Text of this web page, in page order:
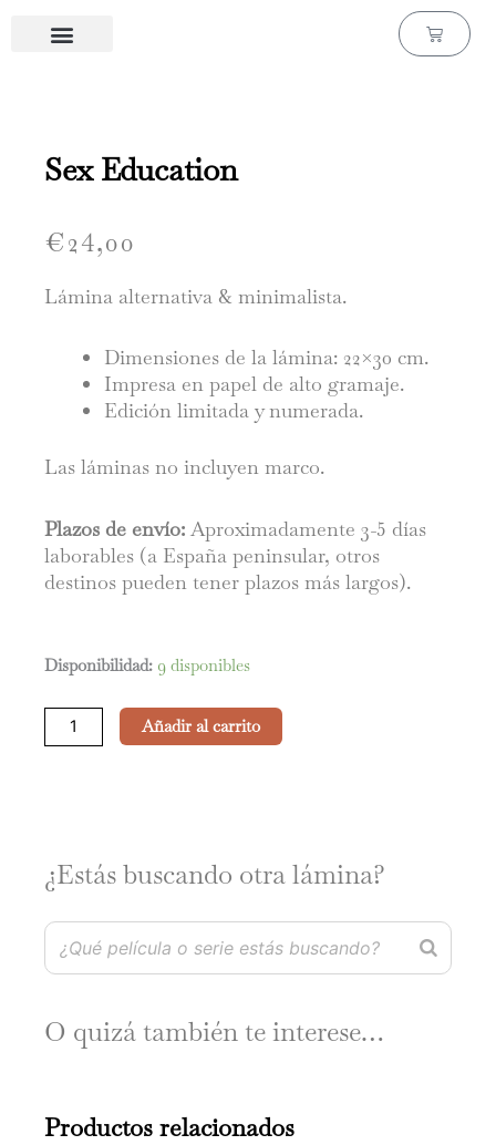
Carrito
Sex Education
€24,00
Lámina alternativa & minimalista.
Dimensiones de la lámina: 22×30 cm.
Impresa en papel de alto gramaje.
Edición limitada y numerada.
Las láminas no incluyen marco.
Plazos de envío: Aproximadamente 3-5 días
laborables (a España peninsular, otros
destinos pueden tener plazos más largos).
Disponibilidad: 9 disponibles
Sex
cantidad
Añadir al carrito
¿Estás buscando otra lámina?
O quizá también te interese…
Productos relacionados